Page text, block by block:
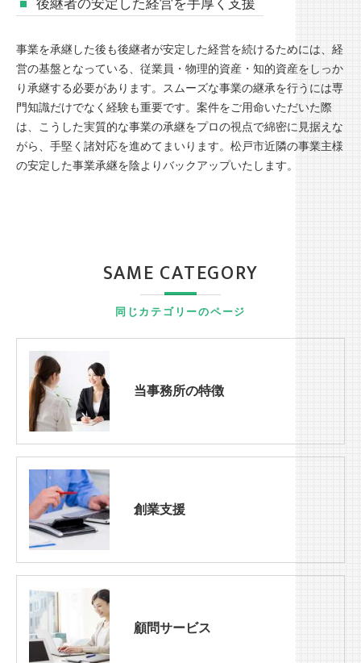
事業を承継した後も後継者が安定した経営を続けるためには、経
営の基盤となっている、従業員・物理的資産・知的資産をしっか
り承継する必要があります。スムーズな事業の継承を行うには専
門知識だけでなく経験も重要です。案件をご用命いただいた際
は、こうした実質的な事業の承継をプロの視点で綿密に見据えな
がら、手堅く諸対応を進めてまいります。松戸市近隣の事業主様
の安定した事業承継を陰よりバックアップいたします。
同じカテゴリーのページ
SAME CATEGORY
当事務所の特徴
創業支援
顧問サービス